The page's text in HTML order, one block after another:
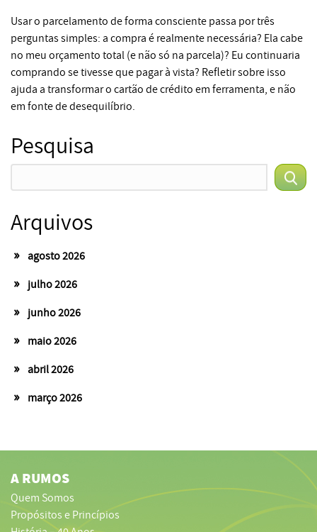
Usar o parcelamento de forma consciente passa por três
perguntas simples: a compra é realmente necessária? Ela cabe
no meu orçamento total (e não só na parcela)? Eu continuaria
comprando se tivesse que pagar à vista? Refletir sobre isso
ajuda a transformar o cartão de crédito em ferramenta, e não
em fonte de desequilíbrio.
Pesquisa
Arquivos
agosto 2026
julho 2026
junho 2026
maio 2026
abril 2026
março 2026
A RUMOS
Quem Somos
Propósitos e Princípios